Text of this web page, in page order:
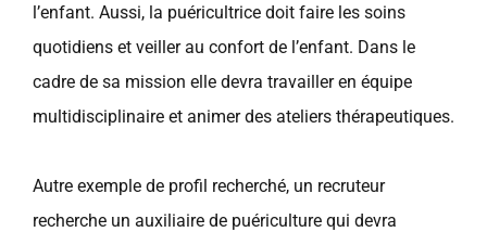
l’enfant. Aussi, la puéricultrice doit faire les soins
quotidiens et veiller au confort de l’enfant. Dans le
cadre de sa mission elle devra travailler en équipe
multidisciplinaire et animer des ateliers thérapeutiques.
Autre exemple de profil recherché, un recruteur
recherche un auxiliaire de puériculture qui devra